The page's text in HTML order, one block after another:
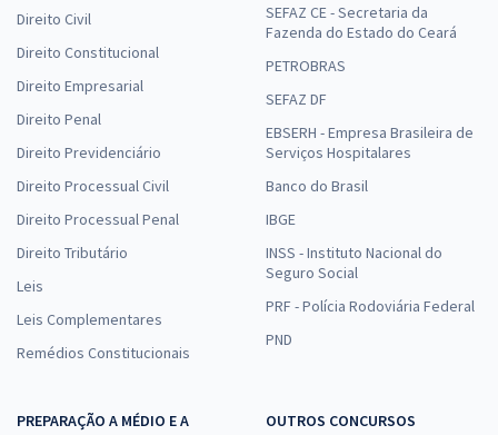
Direito Civil
Direito Constitucional
Direito Empresarial
Direito Penal
Direito Previdenciário
Direito Processual Civil
Direito Processual Penal
Direito Tributário
Leis
Leis Complementares
Remédios Constitucionais
SEFAZ CE - Secretaria da
Fazenda do Estado do Ceará
PETROBRAS
SEFAZ DF
EBSERH - Empresa Brasileira de
Serviços Hospitalares
Banco do Brasil
IBGE
INSS - Instituto Nacional do
Seguro Social
PRF - Polícia Rodoviária Federal
PND
PREPARAÇÃO A MÉDIO E A
OUTROS CONCURSOS